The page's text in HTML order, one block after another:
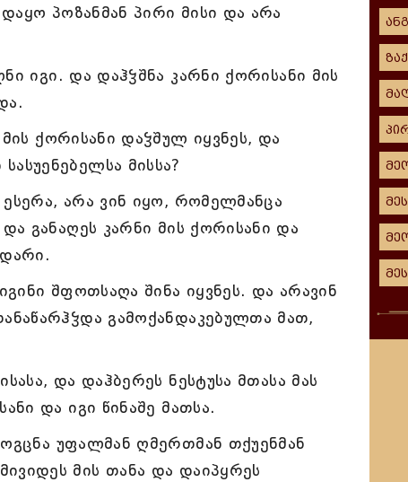
პოზანმან პირი მისი და არა
იგი. და დაჰჴშნა კარნი ქორისანი მის
ქორისანი დაჴშულ იყვნეს, და
მისსა?
არა ვინ იყო, რომელმანცა
განაღეს კარნი მის ქორისანი და
შფოთსაღა შინა იყვნეს. და არავინ
გამოქანდაკებულთა მათ,
და დაჰბერეს ნესტუსა მთასა მას
და იგი წინაშე მათსა.
უფალმან ღმერთმან თქუენმან
მის თანა და დაიპყრეს